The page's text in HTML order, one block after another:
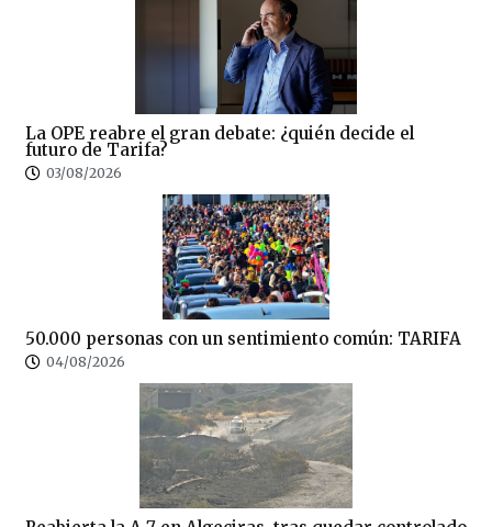
La OPE reabre el gran debate: ¿quién decide el
futuro de Tarifa?
03/08/2026
50.000 personas con un sentimiento común: TARIFA
04/08/2026